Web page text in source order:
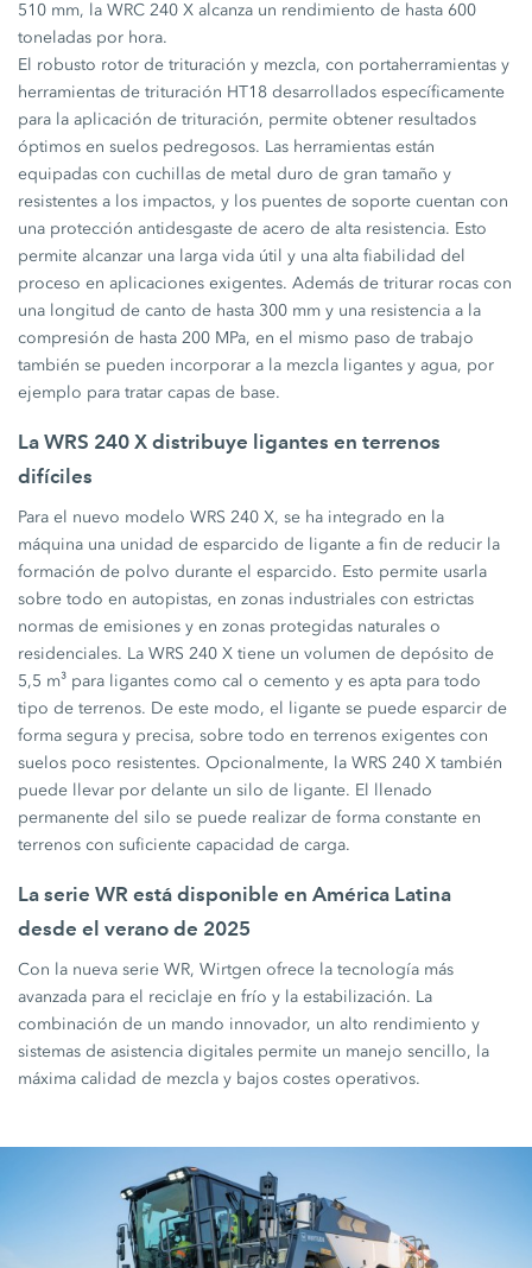
510 mm, la WRC 240 X alcanza un rendimiento de hasta 600
toneladas por hora.
El robusto rotor de trituración y mezcla, con portaherramientas y
herramientas de trituración HT18 desarrollados específicamente
para la aplicación de trituración, permite obtener resultados
óptimos en suelos pedregosos. Las herramientas están
equipadas con cuchillas de metal duro de gran tamaño y
resistentes a los impactos, y los puentes de soporte cuentan con
una protección antidesgaste de acero de alta resistencia. Esto
permite alcanzar una larga vida útil y una alta fiabilidad del
proceso en aplicaciones exigentes. Además de triturar rocas con
una longitud de canto de hasta 300 mm y una resistencia a la
compresión de hasta 200 MPa, en el mismo paso de trabajo
también se pueden incorporar a la mezcla ligantes y agua, por
ejemplo para tratar capas de base.
La WRS 240 X distribuye ligantes en terrenos
difíciles
Para el nuevo modelo WRS 240 X, se ha integrado en la
máquina una unidad de esparcido de ligante a fin de reducir la
formación de polvo durante el esparcido. Esto permite usarla
sobre todo en autopistas, en zonas industriales con estrictas
normas de emisiones y en zonas protegidas naturales o
residenciales. La WRS 240 X tiene un volumen de depósito de
5,5 m³ para ligantes como cal o cemento y es apta para todo
tipo de terrenos. De este modo, el ligante se puede esparcir de
forma segura y precisa, sobre todo en terrenos exigentes con
suelos poco resistentes. Opcionalmente, la WRS 240 X también
puede llevar por delante un silo de ligante. El llenado
permanente del silo se puede realizar de forma constante en
terrenos con suficiente capacidad de carga.
La serie WR está disponible en América Latina
desde el verano de 2025
Con la nueva serie WR, Wirtgen ofrece la tecnología más
avanzada para el reciclaje en frío y la estabilización. La
combinación de un mando innovador, un alto rendimiento y
sistemas de asistencia digitales permite un manejo sencillo, la
máxima calidad de mezcla y bajos costes operativos.